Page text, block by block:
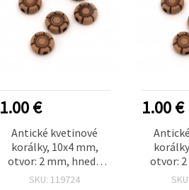
1.00 €
Antické kvetinové
korálky, 10x4 mm,
otvor: 2 mm, hnedá
farba, 50 g (~160 ks)
SKU: 119724
1.00 €
otvor:
farba,